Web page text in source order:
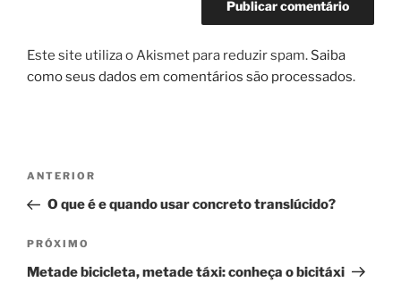
Este site utiliza o Akismet para reduzir spam. Saiba
como seus dados em comentários são processados.
Navegação
Post
Post
anterior
ANTERIOR
O que é e quando usar concreto translúcido?
Próximo
post
PRÓXIMO
Metade bicicleta, metade táxi: conheça o bicitáxi